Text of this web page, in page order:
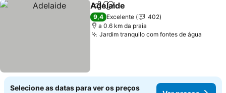
PartilharAdicionar aos favoritos
Adelaide
9,4 Excelente
402
a 0.6 km da praia
Jardim tranquilo com fontes de água
Selecione as datas para ver os preços